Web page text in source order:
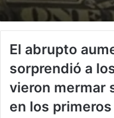
El abrupto
sorprendió a
vieron mermar
en los